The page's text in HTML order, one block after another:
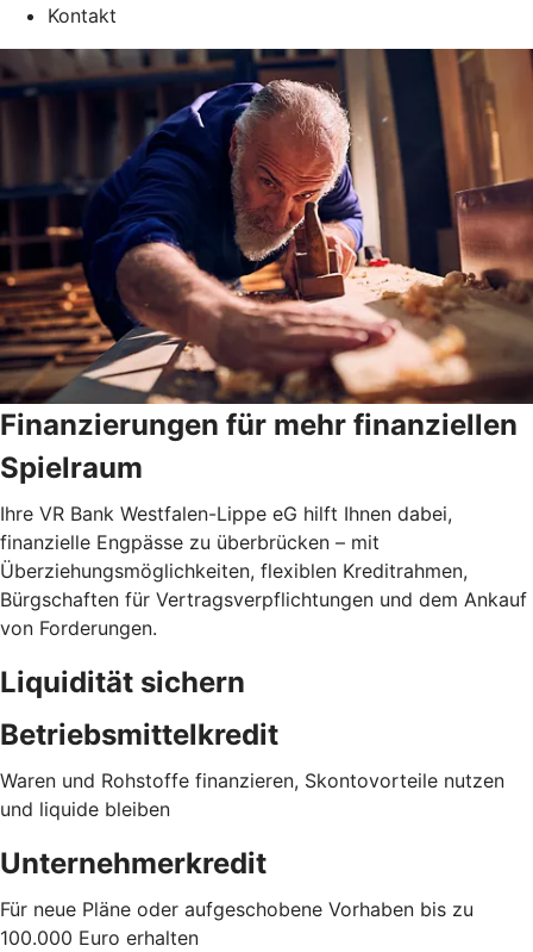
Kontakt
Finanzierungen für mehr finanziellen
Spielraum
Ihre VR Bank Westfalen-Lippe eG hilft Ihnen dabei,
finanzielle Engpässe zu überbrücken – mit
Überziehungsmöglichkeiten, flexiblen Kreditrahmen,
Bürgschaften für Vertragsverpflichtungen und dem Ankauf
von Forderungen.
Liquidität sichern
Betriebsmittelkredit
Waren und Rohstoffe finanzieren, Skontovorteile nutzen
und liquide bleiben
Unternehmerkredit
Für neue Pläne oder aufgeschobene Vorhaben bis zu
100.000 Euro erhalten